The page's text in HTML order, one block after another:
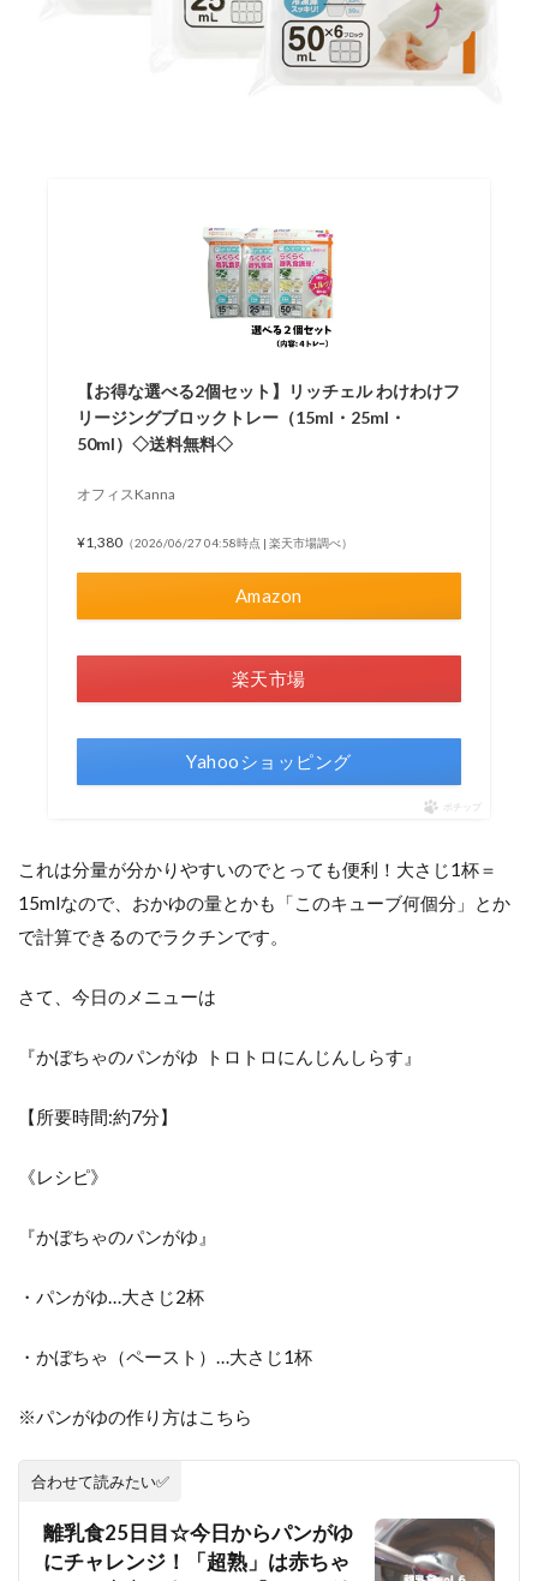
【お得な選べる2個セット】リッチェル わけわけフ
リージングブロックトレー（15ml・25ml・
50ml）◇送料無料◇
オフィスKanna
¥1,380 （2026/06/27 04:58時点 | 楽天市場調べ）
Amazon
楽天市場
Yahooショッピング
ポチップ
これは分量が分かりやすいのでとっても便利！大さじ1杯＝
15mlなので、おかゆの量とかも「このキューブ何個分」とか
で計算できるのでラクチンです。
さて、今日のメニューは
『かぼちゃのパンがゆ トロトロにんじんしらす』
【所要時間:約7分】
《レシピ》
『かぼちゃのパンがゆ』
・パンがゆ…大さじ2杯
・かぼちゃ（ペースト）…大さじ1杯
※パンがゆの作り方はこちら
合わせて読みたい✅
離乳食25日目☆今日からパンがゆ
にチャレンジ！「超熟」は赤ちゃ